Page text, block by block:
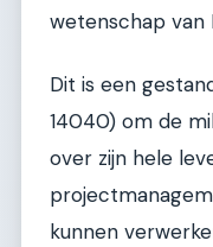
wetenschap van
Dit is een
14040) om de
over zijn hele
kunnen